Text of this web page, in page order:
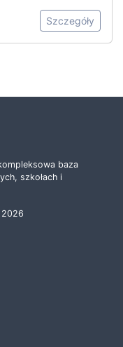
Szczegóły
baza
szkołach i
2026